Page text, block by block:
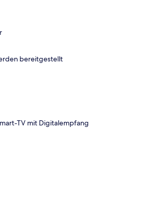
bereitgestellt
TV mit Digitalempfang